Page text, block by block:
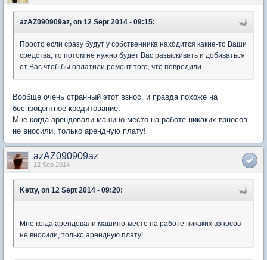
azAZ090909az, on 12 Sept 2014 - 09:15:
Просто если сразу будут у собственника находится какие-то Ваши
средства, то потом не нужно будет Вас разыскивать и добиваться
от Вас чтоб бы оплатили ремонт того, что повредили.
Вообще очень странный этот взнос, и правда похоже на
беспроцентное кредитование.
Мне когда арендовали машино-место на работе никаких взносов
не вносили, только арендную плату!
azAZ090909az
12 Sep 2014
Ketty, on 12 Sept 2014 - 09:20:
Мне когда арендовали машино-место на работе никаких взносов
не вносили, только арендную плату!